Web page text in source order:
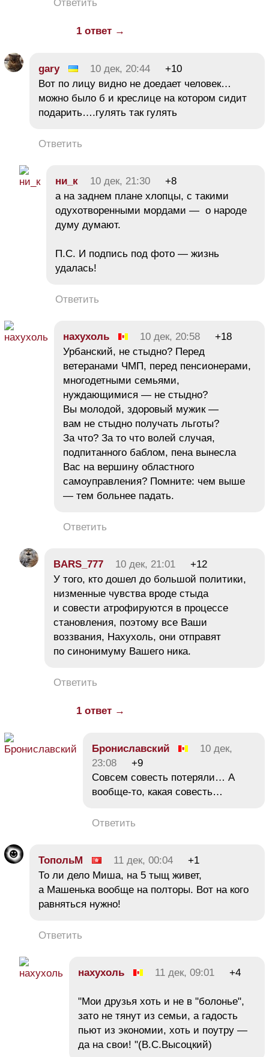
Ответить
1 ответ →
gary 10 дек, 20:44
+10
Вот по лицу видно не доедает человек…
можно было б и креслице на котором сидит
подарить….гулять так гулять
Ответить
ни_к 10 дек, 21:30
+8
а на заднем плане хлопцы, с такими
одухотворенными мордами — о народе
думу думают.
П.С. И подпись под фото — жизнь
удалась!
Ответить
нахухоль 10 дек, 20:58
+18
Урбанский, не стыдно? Перед
ветеранами ЧМП, перед пенсионерами,
многодетными семьями,
нуждающимися — не стыдно?
Вы молодой, здоровый мужик —
вам не стыдно получать льготы?
За что? За то что волей случая,
подпитанного баблом, пена вынесла
Вас на вершину областного
самоуправления? Помните: чем выше
— тем больнее падать.
Ответить
BARS_777 10 дек, 21:01
+12
У того, кто дошел до большой политики,
низменные чувства вроде стыда
и совести атрофируются в процессе
становления, поэтому все Ваши
воззвания, Нахухоль, они отправят
по синонимуму Вашего ника.
Ответить
1 ответ →
Брониславский
10 дек,
23:08
+9
Совсем совесть потеряли… А
вообще-то, какая совесть…
Ответить
ТопольМ 11 дек, 00:04
+1
То ли дело Миша, на 5 тыщ живет,
а Машенька вообще на полторы. Вот на кого
равняться нужно!
Ответить
нахухоль 11 дек, 09:01 +4
"Мои друзья хоть и не в "болонье",
зато не тянут из семьи, а гадость
пьют из экономии, хоть и поутру —
да на свои! "(В.С.Высоцкий)